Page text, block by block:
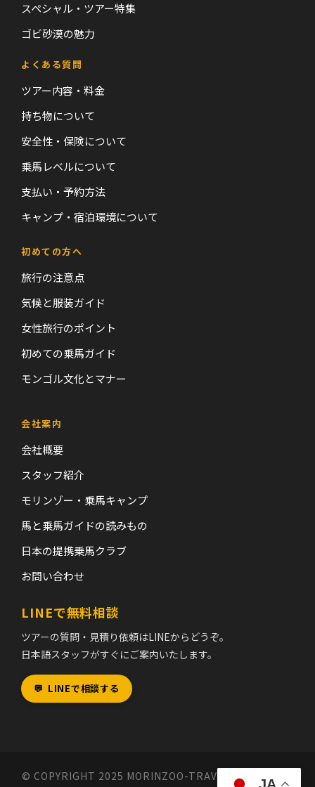
スペシャル・ツアー特集
ゴビ砂漠の魅力
よくある質問
ツアー内容・料金
持ち物について
安全性・保険について
乗馬レベルについて
支払い・予約方法
キャンプ・宿泊環境について
初めての方へ
旅行の注意点
気候と服装ガイド
女性旅行のポイント
初めての乗馬ガイド
モンゴル文化とマナー
会社案内
会社概要
スタッフ紹介
モリンゾー・乗馬キャンプ
馬と乗馬ガイドの読みもの
日本の提携乗馬クラブ
お問い合わせ
LINEで無料相談
ツアーの質問・見積り依頼はLINEからどうぞ。
日本語スタッフがすぐにご案内いたします。
💬 LINEで相談する
© COPYRIGHT 2025 MORINZOO-TRAVEL MONGOLIA,